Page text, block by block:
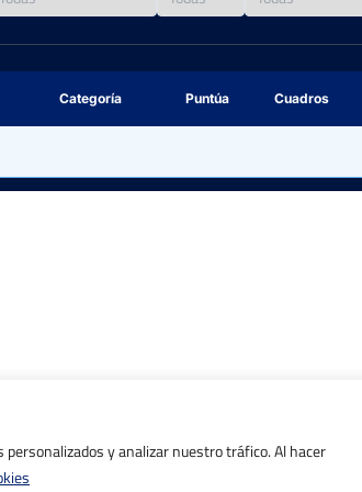
y analizar nuestro tráfico. Al hacer
Categoría Puntúa Cuadros
Masculino
Masculino
2026, todos los derechos reservados.